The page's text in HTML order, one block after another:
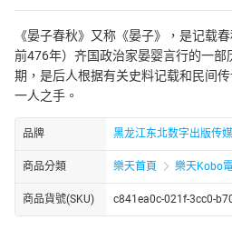
《晏子春秋》又称《晏子》，是记载
前476年）齐国政治家晏婴言行的一
期，是后人根据有关史料记载和民间
一人之手。
品牌 黑龙江东北数字出版传
商品分類 樂天首頁 樂天Kobo
商品貨號(SKU) c841ea0c-021f-3cc0-